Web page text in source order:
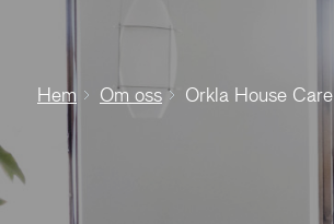
Hem Om oss Orkla House Care